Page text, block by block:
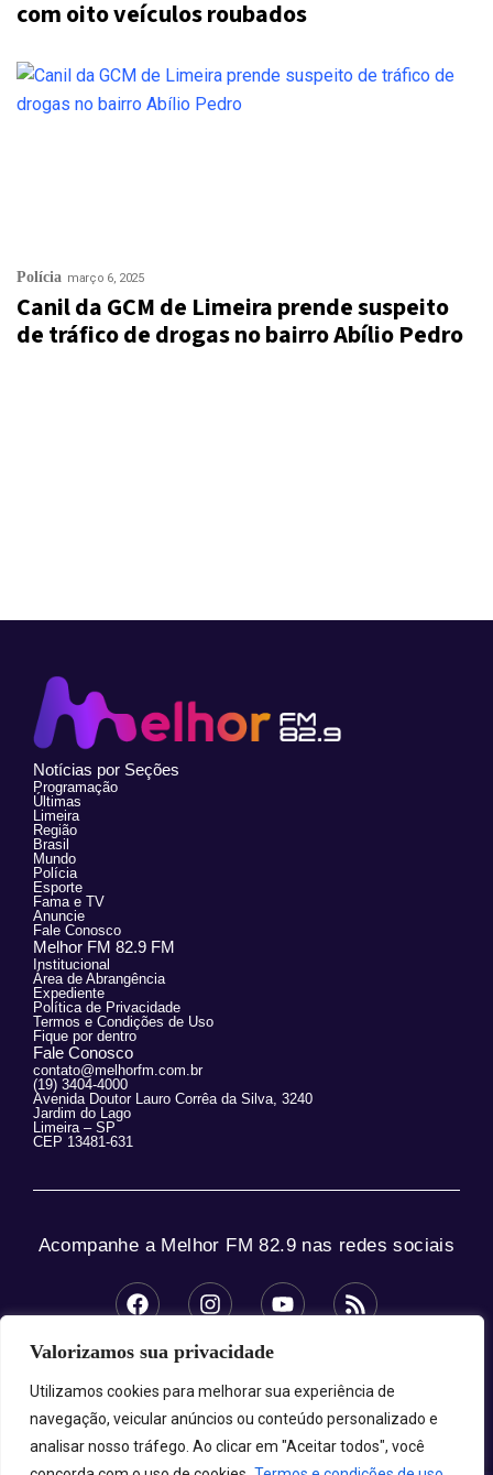
Valorizamos sua privacidade
Utilizamos cookies para melhorar sua experiência de
navegação, veicular anúncios ou conteúdo personalizado e
analisar nosso tráfego. Ao clicar em "Aceitar todos", você
com oito veículos roubados
Polícia março 6, 2025
Canil da GCM de Limeira prende suspeito
de tráfico de drogas no bairro Abílio Pedro
Notícias por Seções
Programação
Últimas
Limeira
Região
Brasil
Mundo
Polícia
Esporte
Fama e TV
Anuncie
Fale Conosco
Melhor FM 82.9 FM
Institucional
Área de Abrangência
Expediente
Política de Privacidade
Termos e Condições de Uso
Fique por dentro
Fale Conosco
contato@melhorfm.com.br
(19) 3404-4000
Avenida Doutor Lauro Corrêa da Silva, 3240
Jardim do Lago
Limeira – SP
CEP 13481-631
Acompanhe a Melhor FM 82.9 nas redes sociais
© 2025 Melhor FM 82.9 – Todos os direitos
reservados.